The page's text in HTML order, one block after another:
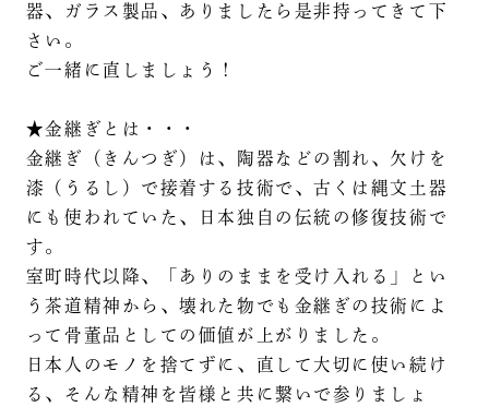
器、ガラス製品、ありましたら是非持ってきて下
さい。
ご一緒に直しましょう！
★金継ぎとは・・・
金継ぎ（きんつぎ）は、陶器などの割れ、欠けを
漆（うるし）で接着する技術で、古くは縄文土器
にも使われていた、日本独自の伝統の修復技術で
す。
室町時代以降、「ありのままを受け入れる」とい
う茶道精神から、壊れた物でも金継ぎの技術によ
って骨董品としての価値が上がりました。
日本人のモノを捨てずに、直して大切に使い続け
る、そんな精神を皆様と共に繋いで参りましょ